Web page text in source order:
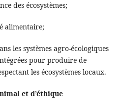
des écosystèmes;
alimentaire;
les systèmes agro-écologiques
pour produire de
les écosystèmes locaux.
et d’éthique